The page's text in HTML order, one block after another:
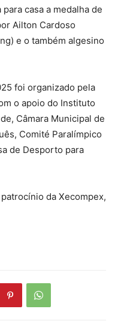
casa a medalha de
Ailton Cardoso
e o também algesino
foi organizado pela
o apoio do Instituto
Câmara Municipal de
Comité Paralímpico
de Desporto para
da Xecompex,